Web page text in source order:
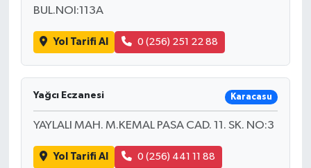
BUL.NOI:113A
Yol Tarifi Al 0 (256) 251 22 88
Yağcı Eczanesi Karacasu
YAYLALI MAH. M.KEMAL PASA CAD. 11. SK. NO:3
Yol Tarifi Al 0 (256) 441 11 88